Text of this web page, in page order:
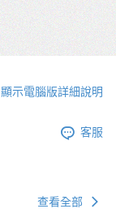
顯示電腦版詳細說明
客服
查看全部